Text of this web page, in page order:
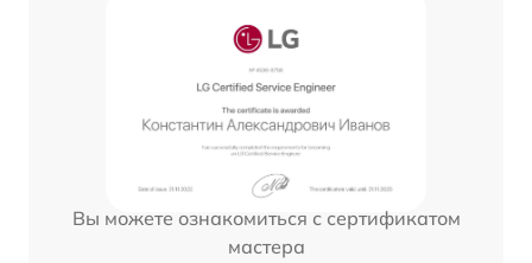
Вы можете ознакомиться с сертификатом
мастера